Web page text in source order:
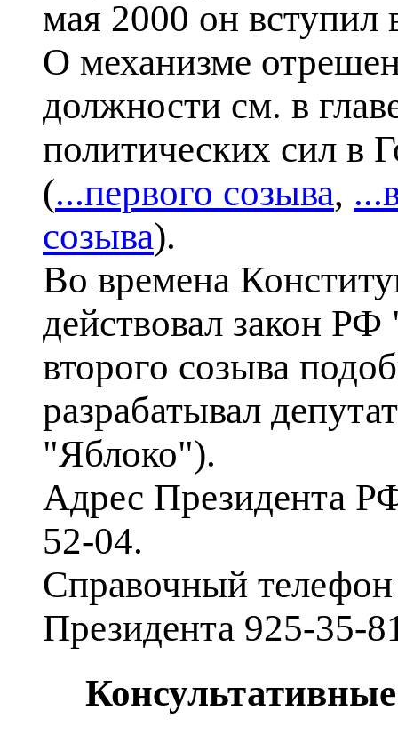
мая 2000 он вступил
О механизме
должности см. в
политических сил в
(...первого созыва,
созыва).
Во времена
действовал закон
второго созыва
разрабатывал
"Яблоко").
Адрес Президента
52-04.
Справочный
Президента 925-35-